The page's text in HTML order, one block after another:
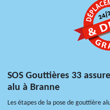
SOS Gouttières 33
alu à Branne
Les étapes de la pose de gouttière